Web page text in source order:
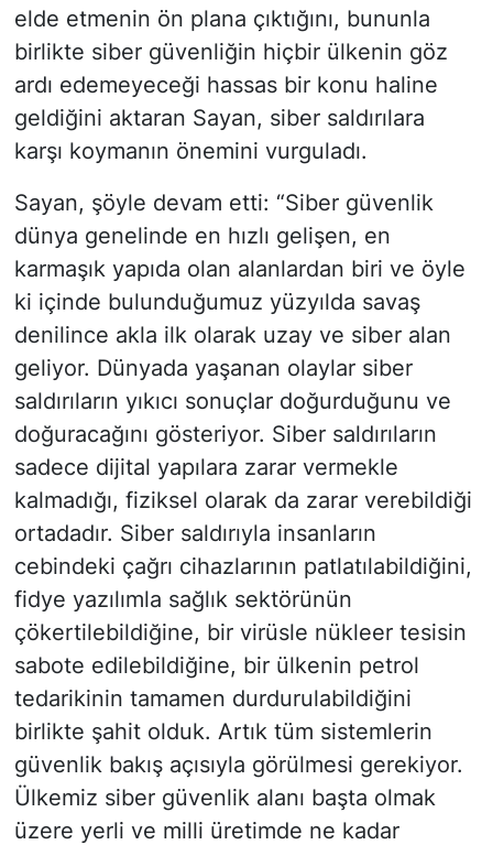
elde etmenin ön plana çıktığını, bununla
birlikte siber güvenliğin hiçbir ülkenin göz
ardı edemeyeceği hassas bir konu haline
geldiğini aktaran Sayan, siber saldırılara
karşı koymanın önemini vurguladı.
Sayan, şöyle devam etti: “Siber güvenlik
dünya genelinde en hızlı gelişen, en
karmaşık yapıda olan alanlardan biri ve öyle
ki içinde bulunduğumuz yüzyılda savaş
denilince akla ilk olarak uzay ve siber alan
geliyor. Dünyada yaşanan olaylar siber
saldırıların yıkıcı sonuçlar doğurduğunu ve
doğuracağını gösteriyor. Siber saldırıların
sadece dijital yapılara zarar vermekle
kalmadığı, fiziksel olarak da zarar verebildiği
ortadadır. Siber saldırıyla insanların
cebindeki çağrı cihazlarının patlatılabildiğini,
fidye yazılımla sağlık sektörünün
çökertilebildiğine, bir virüsle nükleer tesisin
sabote edilebildiğine, bir ülkenin petrol
tedarikinin tamamen durdurulabildiğini
birlikte şahit olduk. Artık tüm sistemlerin
güvenlik bakış açısıyla görülmesi gerekiyor.
Ülkemiz siber güvenlik alanı başta olmak
üzere yerli ve milli üretimde ne kadar